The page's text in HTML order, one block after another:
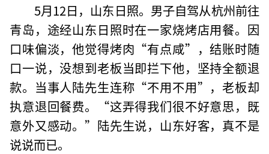
5月12日，山东日照。男子自驾从杭州前往
青岛，途经山东日照时在一家烧烤店用餐。因
口味偏淡，他觉得烤肉“有点咸”，结账时随
口一说，没想到老板当即拦下他，坚持全额退
款。当事人陆先生连称“不用不用”，老板却
执意退回餐费。“这弄得我们很不好意思，既
意外又感动。”陆先生说，山东好客，真不是
说说而已。